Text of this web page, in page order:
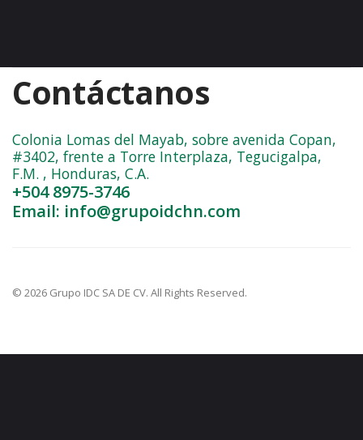
Contáctanos
Colonia Lomas del Mayab, sobre avenida Copan,
#3402, frente a Torre Interplaza, Tegucigalpa,
F.M. , Honduras, C.A.
+504 8975-3746
Email: info@grupoidchn.com
© 2026 Grupo IDC SA DE CV. All Rights Reserved.